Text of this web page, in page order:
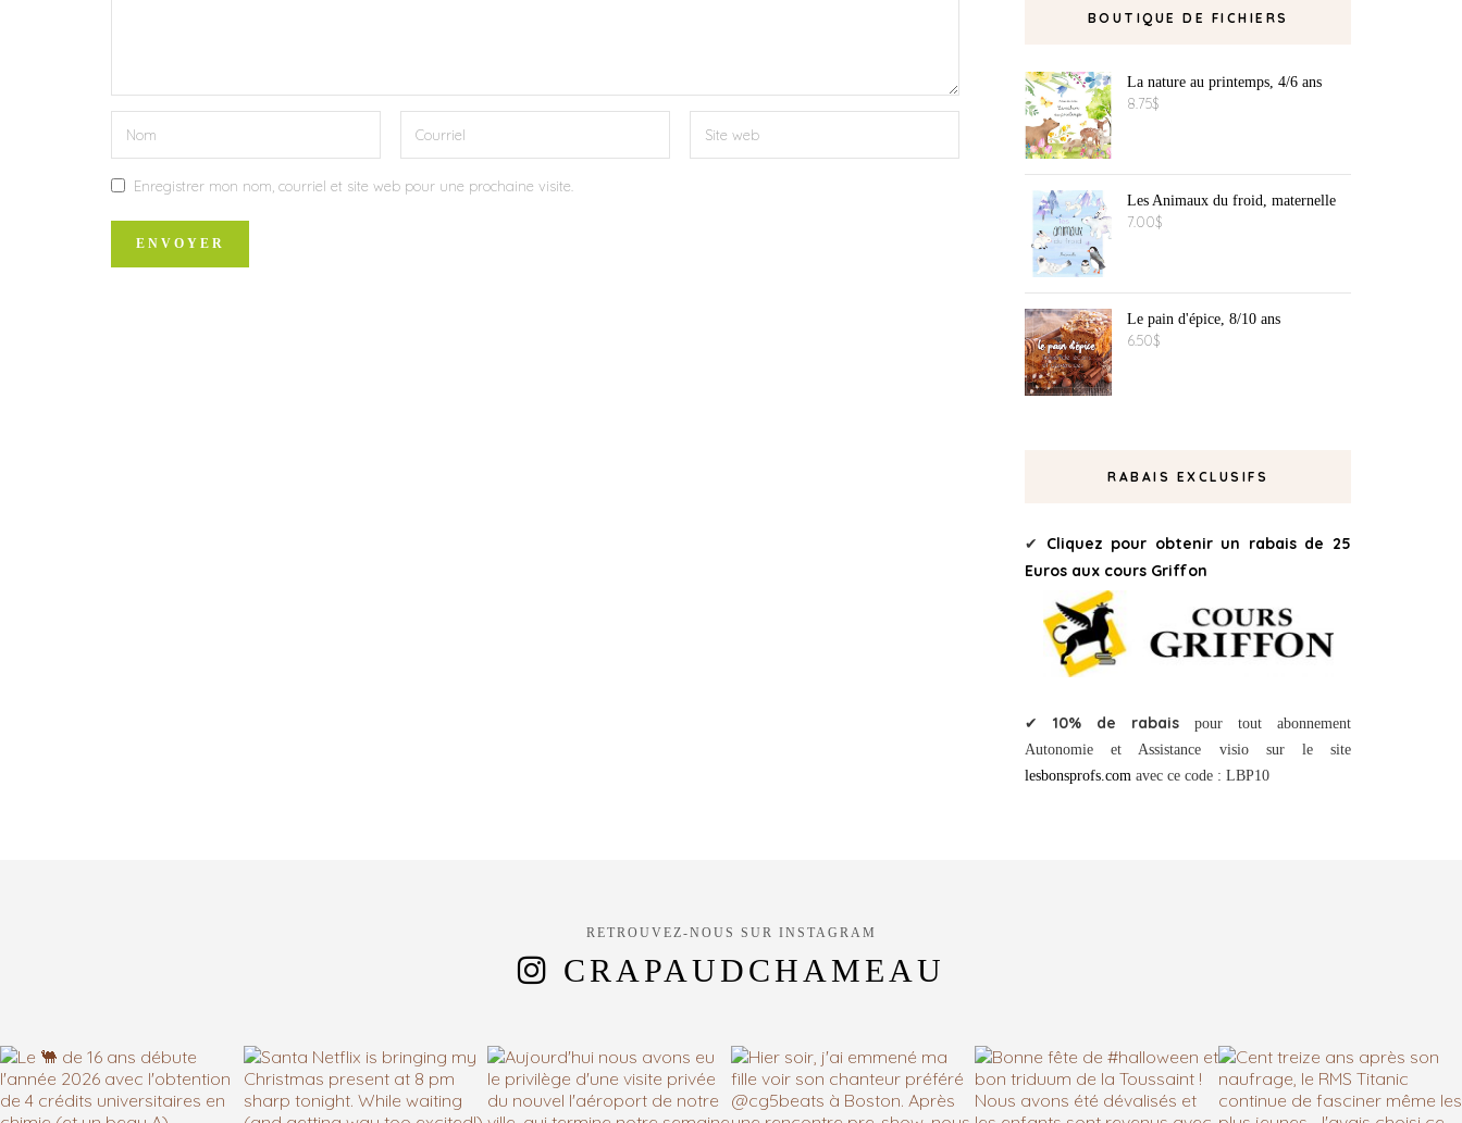
Enregistrer mon nom, courriel et site web pour une prochaine visite.
BOUTIQUE DE FICHIERS
La nature au printemps, 4/6 ans
8.75$
Les Animaux du froid, maternelle
7.00$
Le pain d'épice, 8/10 ans
6.50$
RABAIS EXCLUSIFS
✔ Cliquez pour obtenir un rabais de 25
Euros aux cours Griffon
✔ 10% de rabais pour tout abonnement
Autonomie et Assistance visio sur le site
lesbonsprofs.com avec ce code : LBP10
RETROUVEZ-NOUS SUR INSTAGRAM
CRAPAUDCHAMEAU